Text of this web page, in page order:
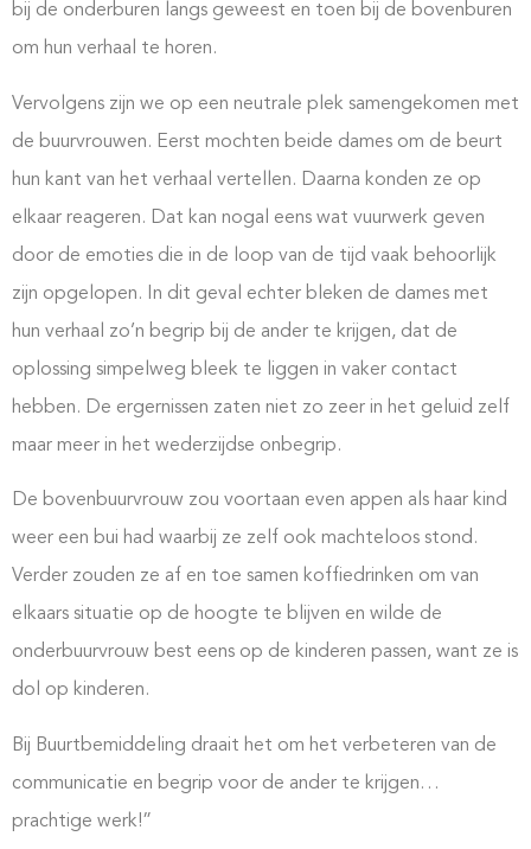
bij de onderburen langs geweest en toen bij de bovenburen
om hun verhaal te horen.
Vervolgens zijn we op een neutrale plek samengekomen met
de buurvrouwen. Eerst mochten beide dames om de beurt
hun kant van het verhaal vertellen. Daarna konden ze op
elkaar reageren. Dat kan nogal eens wat vuurwerk geven
door de emoties die in de loop van de tijd vaak behoorlijk
zijn opgelopen. In dit geval echter bleken de dames met
hun verhaal zo’n begrip bij de ander te krijgen, dat de
oplossing simpelweg bleek te liggen in vaker contact
hebben. De ergernissen zaten niet zo zeer in het geluid zelf
maar meer in het wederzijdse onbegrip.
De bovenbuurvrouw zou voortaan even appen als haar kind
weer een bui had waarbij ze zelf ook machteloos stond.
Verder zouden ze af en toe samen koffiedrinken om van
elkaars situatie op de hoogte te blijven en wilde de
onderbuurvrouw best eens op de kinderen passen, want ze is
dol op kinderen.
Bij Buurtbemiddeling draait het om het verbeteren van de
communicatie en begrip voor de ander te krijgen…
prachtige werk!”